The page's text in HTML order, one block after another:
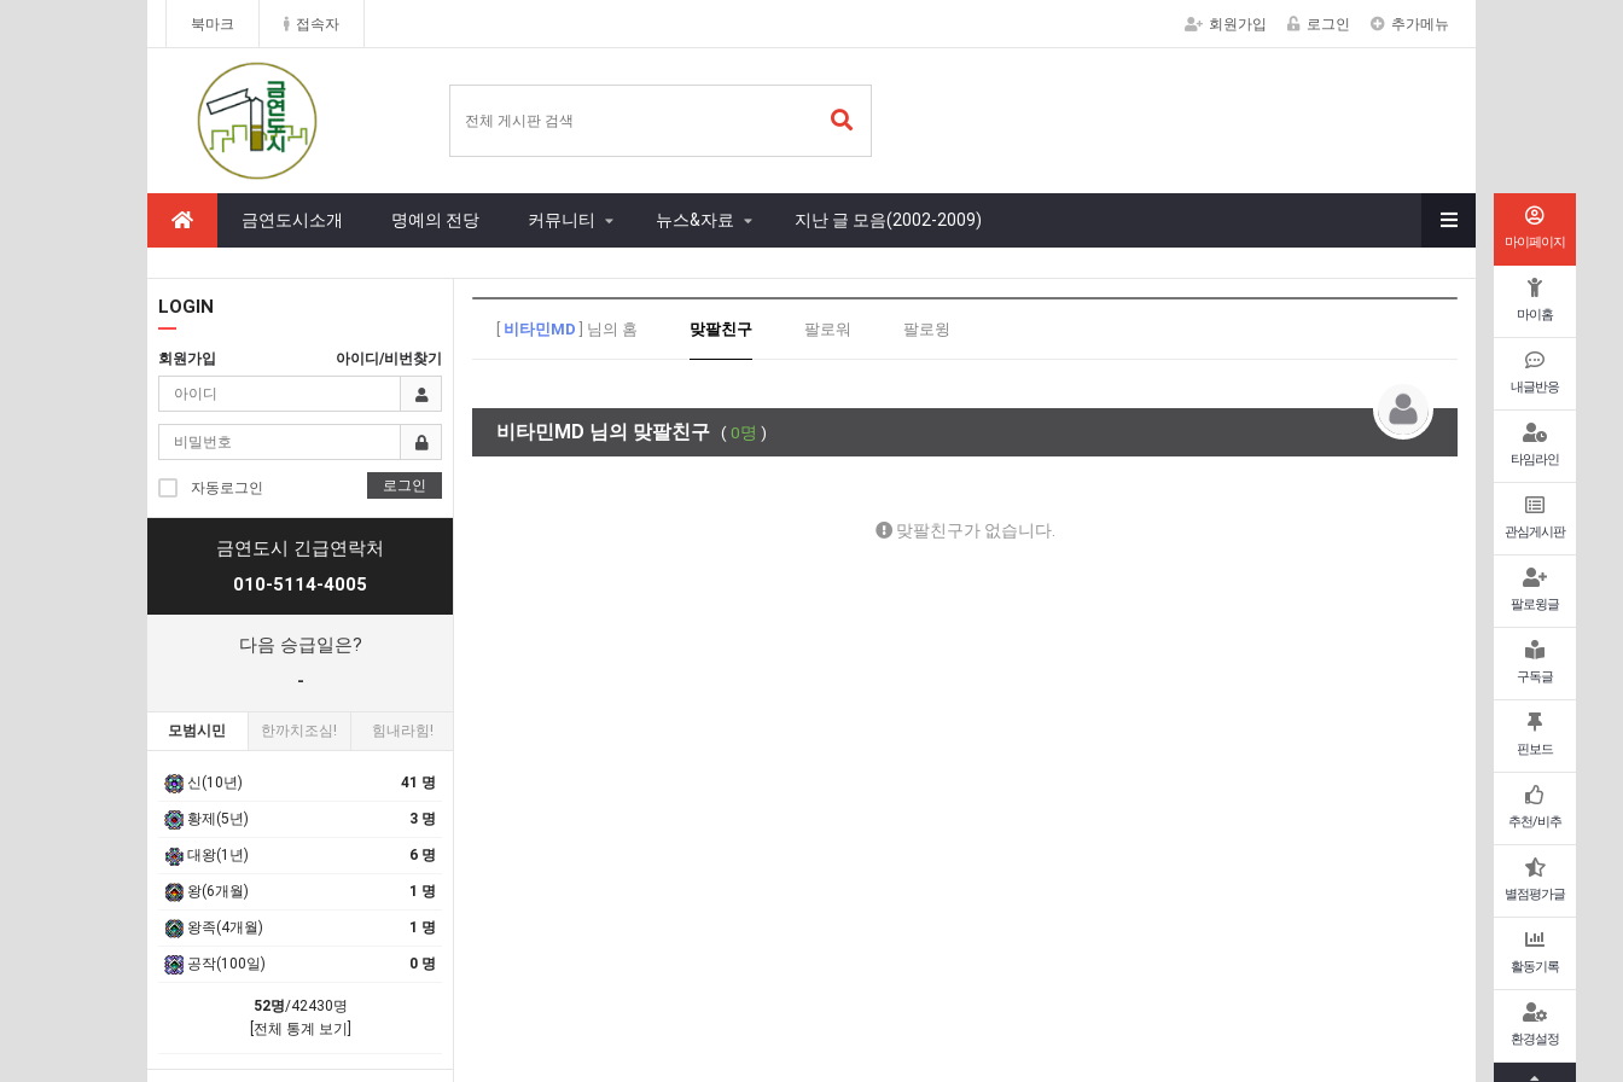
북마크 접속자 회원가입 로그인 추가메뉴
금연도시소개 명예의 전당 커뮤니티 뉴스&자료 지난 글 모음(2002-2009)
마이페이지
마이홈
내글반응
타임라인
관심게시판
팔로윙글
구독글
핀보드
추천/비추
별점평가글
활동기록
환경설정
LOGIN
회원가입 아이디/비번찾기
자동로그인 로그인
금연도시 긴급연락처
010-5114-4005
다음 승급일은?
-
모범시민 한까치조심! 힘내라힘!
신(10년) 41 명
황제(5년) 3 명
대왕(1년) 6 명
왕(6개월) 1 명
왕족(4개월) 1 명
공작(100일) 0 명
52명/42430명
[전체 통계 보기]
비타민MD ] 님의 홈 맞팔친구 팔로워 팔로윙
비타민MD 님의 맞팔친구 ( 0명 )
맞팔친구가 없습니다.